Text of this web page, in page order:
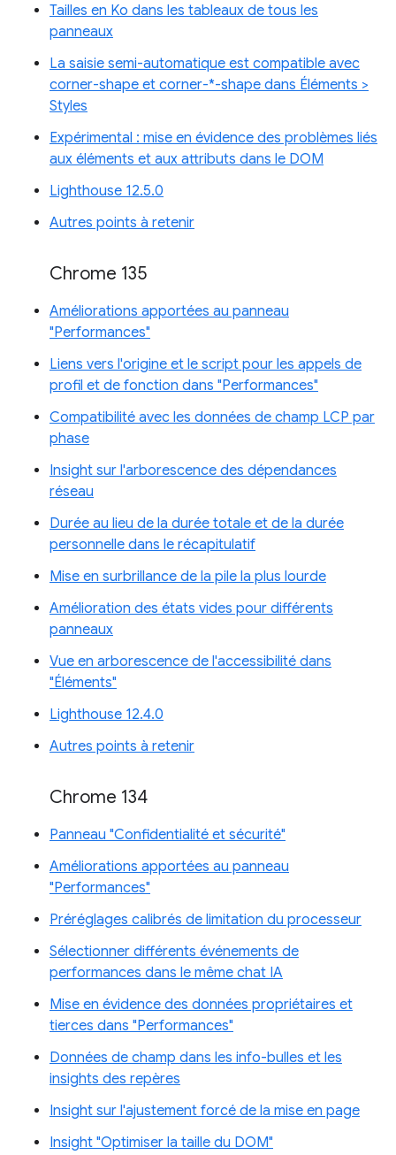
Tailles en Ko dans les tableaux de tous les
panneaux
La saisie semi-automatique est compatible avec
corner-shape et corner-*-shape dans Éléments >
Styles
Expérimental : mise en évidence des problèmes liés
aux éléments et aux attributs dans le DOM
Lighthouse 12.5.0
Autres points à retenir
Chrome 135
Améliorations apportées au panneau
"Performances"
Liens vers l'origine et le script pour les appels de
profil et de fonction dans "Performances"
Compatibilité avec les données de champ LCP par
phase
Insight sur l'arborescence des dépendances
réseau
Durée au lieu de la durée totale et de la durée
personnelle dans le récapitulatif
Mise en surbrillance de la pile la plus lourde
Amélioration des états vides pour différents
panneaux
Vue en arborescence de l'accessibilité dans
"Éléments"
Lighthouse 12.4.0
Autres points à retenir
Chrome 134
Panneau "Confidentialité et sécurité"
Améliorations apportées au panneau
"Performances"
Préréglages calibrés de limitation du processeur
Sélectionner différents événements de
performances dans le même chat IA
Mise en évidence des données propriétaires et
tierces dans "Performances"
Données de champ dans les info-bulles et les
insights des repères
Insight sur l'ajustement forcé de la mise en page
Insight "Optimiser la taille du DOM"